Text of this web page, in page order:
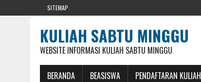
SITEMAP
KULIAH SABTU MINGGU
WEBSITE INFORMASI KULIAH SABTU MINGGU
BERANDA BEASISWA PENDAFTARAN KULIAH